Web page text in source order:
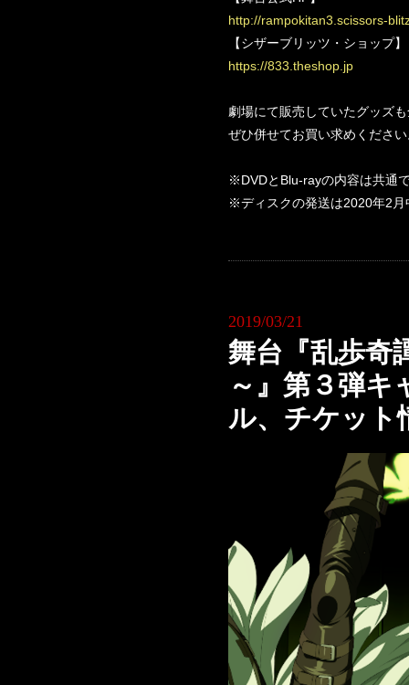
http://rampokitan3.scissors-
【シザーブリッツ・ショップ】
https://833.theshop.jp
劇場にて販売していたグッズ
ぜひ併せてお買い求めくださ
※DVDとBlu-rayの内容は共通
※ディスクの発送は2020年2月
2019/03/21
舞台『乱歩奇
～』第３弾キ
ル、チケット